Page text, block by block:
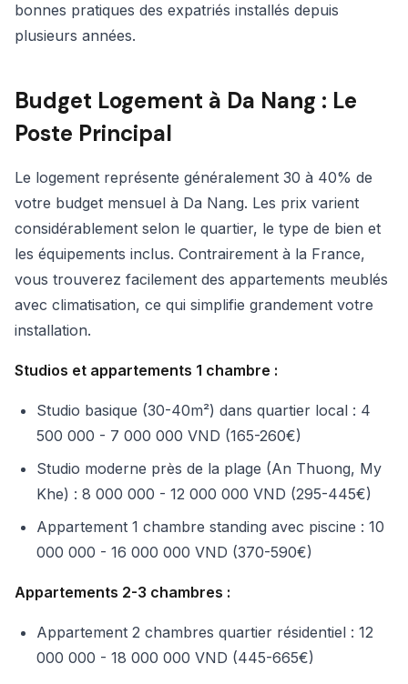
bonnes pratiques des expatriés installés depuis
plusieurs années.
Budget Logement à Da Nang : Le
Poste Principal
Le logement représente généralement 30 à 40% de
votre budget mensuel à Da Nang. Les prix varient
considérablement selon le quartier, le type de bien et
les équipements inclus. Contrairement à la France,
vous trouverez facilement des appartements meublés
avec climatisation, ce qui simplifie grandement votre
installation.
Studios et appartements 1 chambre :
Studio basique (30-40m²) dans quartier local : 4
500 000 - 7 000 000 VND (165-260€)
Studio moderne près de la plage (An Thuong, My
Khe) : 8 000 000 - 12 000 000 VND (295-445€)
Appartement 1 chambre standing avec piscine : 10
000 000 - 16 000 000 VND (370-590€)
Appartements 2-3 chambres :
Appartement 2 chambres quartier résidentiel : 12
000 000 - 18 000 000 VND (445-665€)